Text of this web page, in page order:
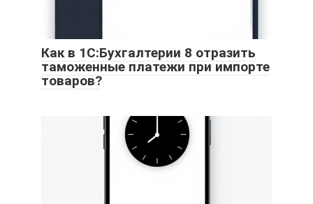
Как в 1С:Бухгалтерии 8 отразить
таможенные платежи при импорте
товаров?